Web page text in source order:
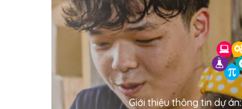
Giới thiệu thông tin dự án: